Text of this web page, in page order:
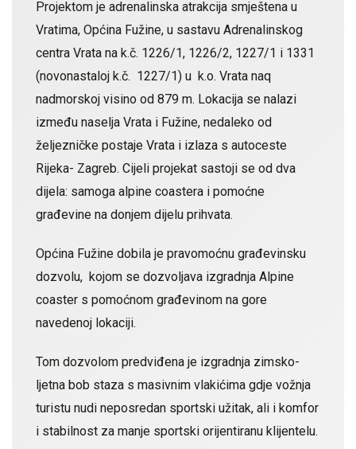
Projektom je adrenalinska atrakcija smještena u
Vratima, Općina Fužine, u sastavu Adrenalinskog
centra Vrata na k.č. 1226/1, 1226/2, 1227/1 i 1331
(novonastaloj k.č. 1227/1) u k.o. Vrata naq
nadmorskoj visino od 879 m. Lokacija se nalazi
između naselja Vrata i Fužine, nedaleko od
željezničke postaje Vrata i izlaza s autoceste
Rijeka- Zagreb. Cijeli projekat sastoji se od dva
dijela: samoga alpine coastera i pomoćne
građevine na donjem dijelu prihvata.
Općina Fužine dobila je pravomoćnu građevinsku
dozvolu, kojom se dozvoljava izgradnja Alpine
coaster s pomoćnom građevinom na gore
navedenoj lokaciji.
Tom dozvolom predviđena je izgradnja zimsko-
ljetna bob staza s masivnim vlakićima gdje vožnja
turistu nudi neposredan sportski užitak, ali i komfor
i stabilnost za manje sportski orijentiranu klijentelu.